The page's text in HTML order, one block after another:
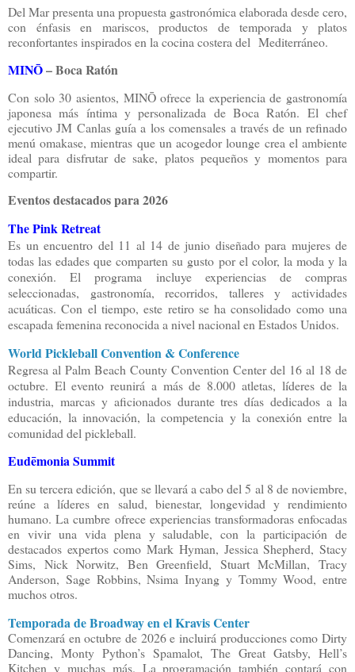
Del Mar presenta una propuesta gastronómica elaborada desde cero,
con énfasis en mariscos, productos de temporada y platos
reconfortantes inspirados en la cocina costera del Mediterráneo.
MINŌ– Boca Ratón
Con solo 30 asientos, MINŌ ofrece la experiencia de gastronomía
japonesa más íntima y personalizada de Boca Ratón. El chef
ejecutivo JM Canlas guía a los comensales a través de un refinado
menú omakase, mientras que un acogedor lounge crea el ambiente
ideal para disfrutar de sake, platos pequeños y momentos para
compartir.
Eventos destacados para 2026
The Pink Retreat
Es un encuentro del 11 al 14 de junio diseñado para mujeres de
todas las edades que comparten su gusto por el color, la moda y la
conexión. El programa incluye experiencias de compras
seleccionadas, gastronomía, recorridos, talleres y actividades
acuáticas. Con el tiempo, este retiro se ha consolidado como una
escapada femenina reconocida a nivel nacional en Estados Unidos.
World Pickleball Convention & Conference
Regresa al Palm Beach County Convention Center del 16 al 18 de
octubre. El evento reunirá a más de 8.000 atletas, líderes de la
industria, marcas y aficionados durante tres días dedicados a la
educación, la innovación, la competencia y la conexión entre la
comunidad del pickleball.
Eudēmonia Summit
En su tercera edición, que se llevará a cabo del 5 al 8 de noviembre,
reúne a líderes en salud, bienestar, longevidad y rendimiento
humano. La cumbre ofrece experiencias transformadoras enfocadas
en vivir una vida plena y saludable, con la participación de
destacados expertos como Mark Hyman, Jessica Shepherd, Stacy
Sims, Nick Norwitz, Ben Greenfield, Stuart McMillan, Tracy
Anderson, Sage Robbins, Nsima Inyang y Tommy Wood, entre
muchos otros.
Temporada de Broadway en el Kravis Center
Comenzará en octubre de 2026 e incluirá producciones como Dirty
Dancing, Monty Python’s Spamalot, The Great Gatsby, Hell’s
Kitchen y muchas más. La programación también contará con